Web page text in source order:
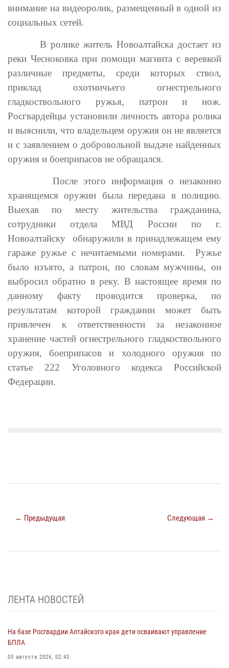
внимание на видеоролик, размещенный в одной из
социальных сетей.
В ролике житель Новоалтайска достает из
реки Чесноковка при помощи магнита с веревкой
различные предметы, среди которых ствол,
приклад охотничьего огнестрельного
гладкоствольного ружья, патрон и нож.
Росгвардейцы установили личность автора ролика
и выяснили, что владельцем оружия он не является
и с заявлением о добровольной выдаче найденных
оружия и боеприпасов не обращался.
После этого информация о незаконно
хранящемся оружии была передана в полицию.
Выехав по месту жительства гражданина,
сотрудники отдела МВД России по г.
Новоалтайску обнаружили в принадлежащем ему
гараже ружье с нечитаемыми номерами. Ружье
было изъято, а патрон, по словам мужчины, он
выбросил обратно в реку. В настоящее время по
данному факту проводится проверка, по
результатам которой гражданин может быть
привлечен к ответственности за незаконное
хранение частей огнестрельного гладкоствольного
оружия, боеприпасов и холодного оружия по
статье 222 Уголовного кодекса Российской
Федерации.
← Предыдущая Следующая →
ЛЕНТА НОВОСТЕЙ
На базе Росгвардии Алтайского края дети осваивают управление
БПЛА
03 августа 2026, 02:43